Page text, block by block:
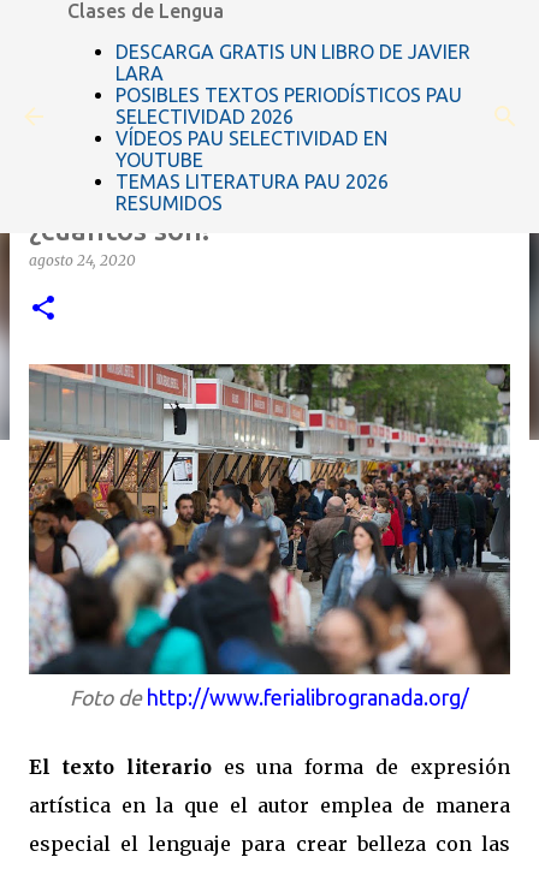
Clases de Lengua
DESCARGA GRATIS UN LIBRO DE JAVIER
LARA
POSIBLES TEXTOS PERIODÍSTICOS PAU
SELECTIVIDAD 2026
VÍDEOS PAU SELECTIVIDAD EN
YOUTUBE
TEMAS LITERATURA PAU 2026
RESUMIDOS
Los géneros literarios: ¿Qué son?
¿cuántos son?
agosto 24, 2020
Foto de http://www.ferialibrogranada.org/
El texto literarioes una forma de expresión
artística en la que el autor emplea de manera
especial el lenguaje para crear belleza con las